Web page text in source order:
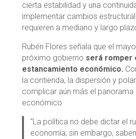
cierta estabilidad y una
implementar cambios
requieren a mediano y largo
Rubén Flores señala que el
próximo gobierno será romper
estancamiento económico.
la contienda, la dispersión y
complicar aún más el
económico
“La política no debe dictar el
economía; sin embargo,